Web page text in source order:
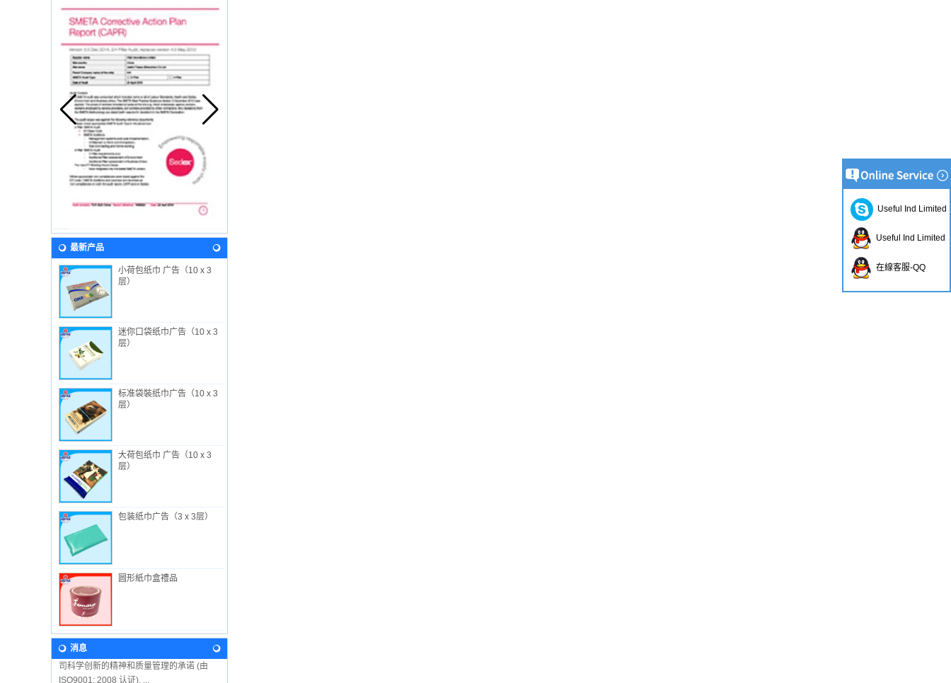
最新产品
小荷包纸巾 广告（10 x 3
层）
迷你口袋纸巾广告（10 x 3
层）
标准袋裝纸巾广告（10 x 3
层）
大荷包纸巾 广告（10 x 3
层）
包装纸巾广告（3 x 3层）
圆形紙巾盒禮品
消息
关于我们
萬益行工业有限公司 成立于 1982年, 总部设
在香港, 工厂在中国惠州, 专生产一次性卫生
用品。 除了向内地市场销售外, 萬益行的产
品也远销世界各地...
新闻
2018年婴儿展期间，我们来参观吧！ 我们期
待在这里见到你！ 香港婴儿用品展 2018年1
月8日至11日展位：3F-B11 万益行实业有限
公司 香港会议展览中...
我们的愿景
在未来, 萬益行将继续沿着从公司名称和徽标
中获得的原则和价值进行开发。致力延續公
司科学创新的精神和质量管理的承诺 (由
ISO9001: 2008 认证), ...
Useful Ind Limited
Useful Ind Limited
在線客服-QQ